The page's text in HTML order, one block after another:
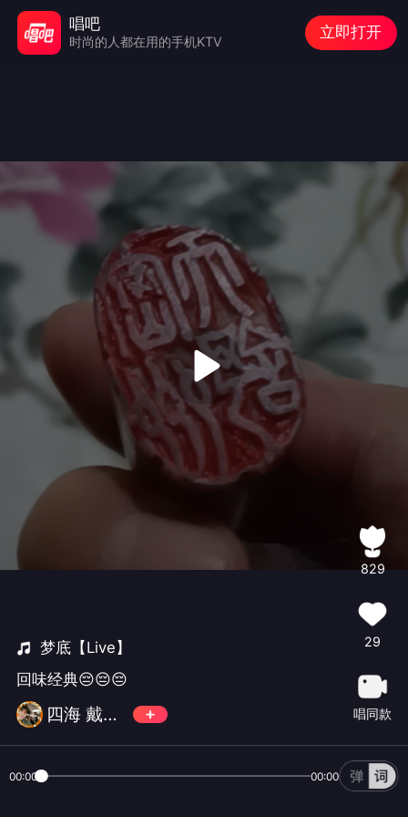
梦底【Live】
回味经典😔😔😔
四海 戴新平
829
29
唱同款
00:00 00:00
唱吧
时尚的人都在用的手机KTV
立即打开